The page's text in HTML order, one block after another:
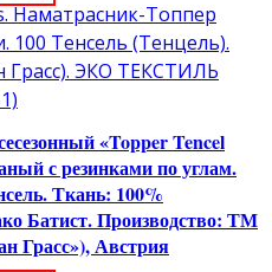
«Topper Tencel
с резинками по углам.
Ткань: 100%
Батист. Производство: ТМ
Грасс»), Австрия